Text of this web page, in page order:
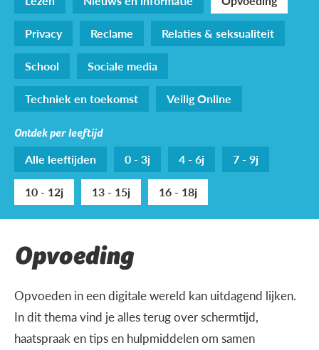
Privacy
Reclame
Relaties & seksualiteit
School
Sociale media
Techniek en toekomst
Veilig Online
Ontdek per leeftijd
Alle leeftijden 0 - 3j 4 - 6j
7 - 9j
10 - 12j
13 - 15j 16 - 18j
Opvoeding
Opvoeden in een digitale wereld kan uitdagend lijken.
In dit thema vind je alles terug over schermtijd,
haatspraak en tips en hulpmiddelen om samen